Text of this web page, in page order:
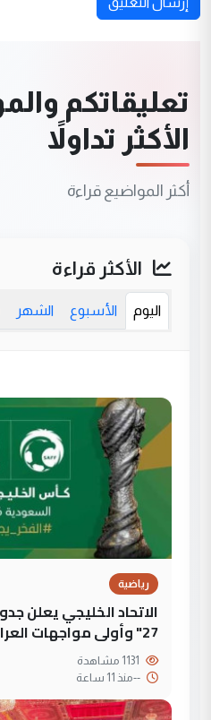
تعليقاتكم
الأكثر تداولاً
أكثر المواضيع قراءة
الأكثر قراءة
اليوم الأسبوع الشهر
رياضية
الاتحاد الخليجي يعلن
27" وأولى مواجهات العراق
--منذ 11 ساعة